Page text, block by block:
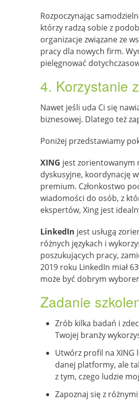
Rozpoczynając
którzy radzą sobie z
organizacje związane ze
pracy dla nowych firm.
pielęgnować
4. Korzystanie
Nawet jeśli uda Ci się
biznesowej. Dlatego też
Poniżej przedstawiamy
XING jest zorientowanym
dyskusyjne, koordynację
premium. Członkostwo
wiadomości do osób, z
ekspertów, Xing jest
LinkedIn jest usługą
różnych językach i
poszukujących pracy,
2019 roku LinkedIn miał
może być dobrym
Zadanie
Zrób kilka badań i
Twojej branży
Utwórz profil na
danej platformy, ale
z tym, czego ludzie
Zapoznaj się z